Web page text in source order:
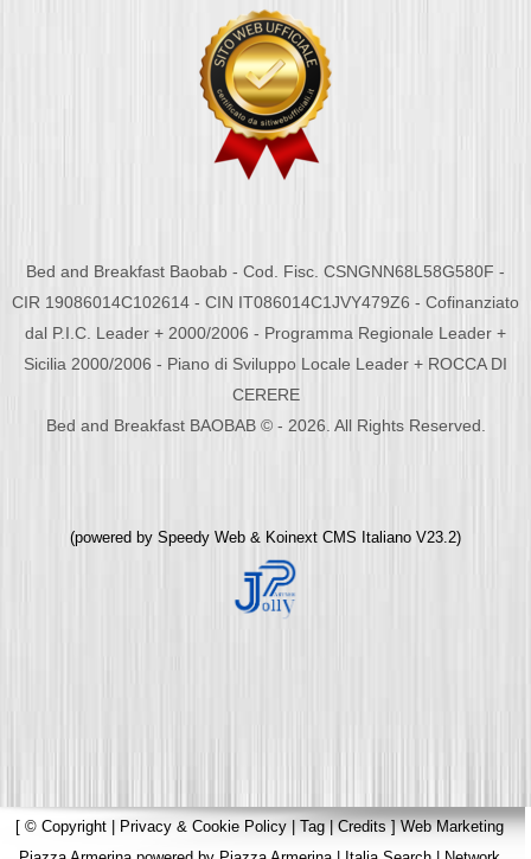
Bed and Breakfast Baobab - Cod. Fisc. CSNGNN68L58G580F -
CIR 19086014C102614 - CIN IT086014C1JVY479Z6 - Cofinanziato
dal P.I.C. Leader + 2000/2006 - Programma Regionale Leader +
Sicilia 2000/2006 - Piano di Sviluppo Locale Leader + ROCCA DI
CERERE
Bed and Breakfast BAOBAB © - 2026. All Rights Reserved.
(powered by Speedy Web & Koinext CMS Italiano V23.2)
[ © Copyright | Privacy & Cookie Policy | Tag|Credits]Web Marketing